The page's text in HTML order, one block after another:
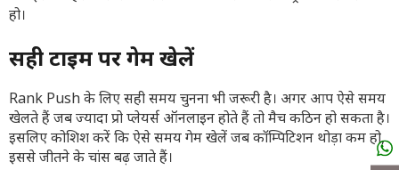
हो।
सही टाइम पर गेम खेलें
Rank Push के लिए सही समय चुनना भी जरूरी है। अगर आप ऐसे समय
खेलते हैं जब ज्यादा प्रो प्लेयर्स ऑनलाइन होते हैं तो मैच कठिन हो सकता है।
इसलिए कोशिश करें कि ऐसे समय गेम खेलें जब कॉम्पिटिशन थोड़ा कम हो,
इससे जीतने के चांस बढ़ जाते हैं।